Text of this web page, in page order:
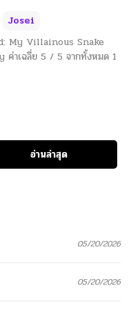
Josei
My Villainous Snake
ค่าเฉลี่ย 5 / 5 จากทั้งหมด 1
อ่านล่าสุด
05/20/2026
05/20/2026